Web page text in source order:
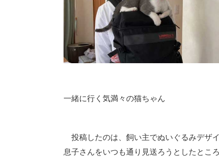
一緒に行く気満々の猫ちゃん
投稿したのは、飼い主でぬいぐるみデザ
息子さんをいつも通り見送ろうとしたとこ